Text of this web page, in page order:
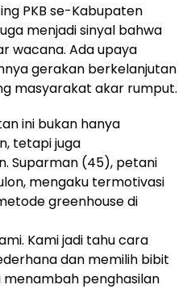
PKB se-Kabupaten
menjadi sinyal bahwa
wacana. Ada upaya
gerakan berkelanjutan
masyarakat akar rumput.
ini bukan hanya
tetapi juga
Suparman (45), petani
mengaku termotivasi
greenhouse di
Kami jadi tahu cara
dan memilih bibit
penghasilan